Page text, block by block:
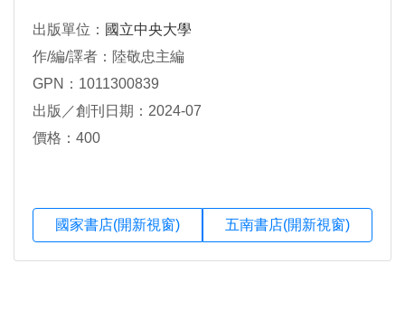
出版單位： 國立中央大學
作/編/譯者：陸敬忠主編
GPN：1011300839
出版／創刊日期：2024-07
價格：400
國家書店(開新視窗) 五南書店(開新視窗)